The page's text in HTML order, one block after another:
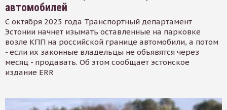
автомобилей
С октября 2025 года Транспортный департамент
Эстонии начнет изымать оставленные на парковке
возле КПП на российской границе автомобили, а потом
- если их законные владельцы не объявятся через
месяц - продавать. Об этом сообщает эстонское
издание ERR